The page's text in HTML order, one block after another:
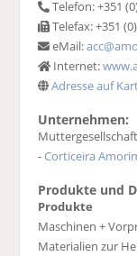
Telefon: +351
Telefax: +351
eMail:
Internet:
Adresse auf
Unternehmen:
-Corticeira
Produkte und
Produkte
Maschinen +
Materialien zur